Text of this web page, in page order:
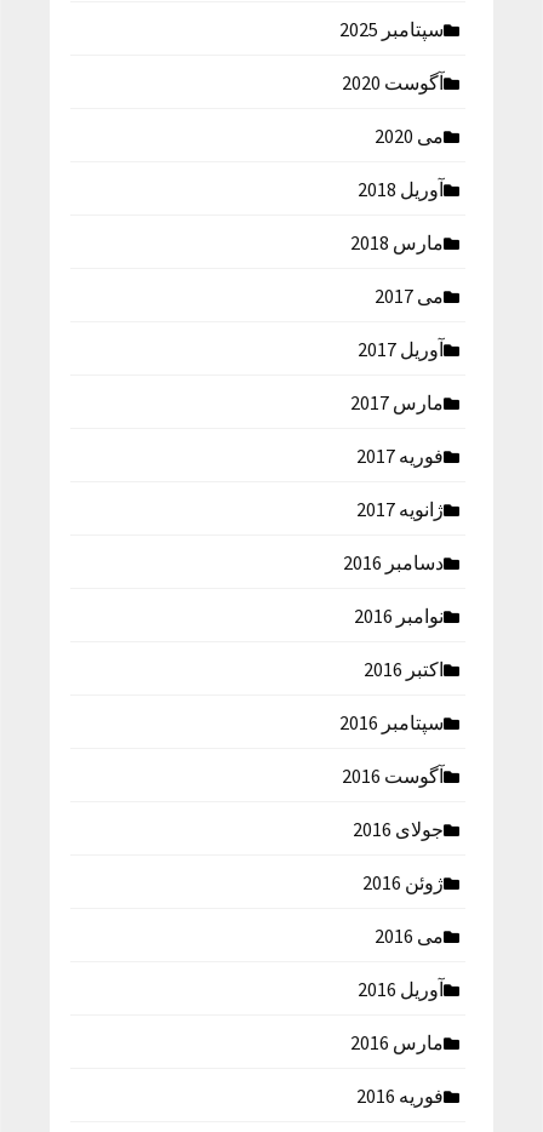
سپتامبر 2025
آگوست 2020
می 2020
آوریل 2018
مارس 2018
می 2017
آوریل 2017
مارس 2017
فوریه 2017
ژانویه 2017
دسامبر 2016
نوامبر 2016
اکتبر 2016
سپتامبر 2016
آگوست 2016
جولای 2016
ژوئن 2016
می 2016
آوریل 2016
مارس 2016
فوریه 2016